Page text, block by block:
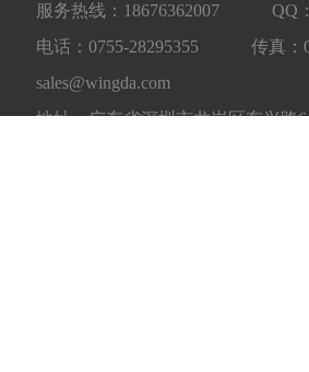
服务热线：18676362007 QQ
电话：0755-28295355 传真
sales@wingda.com
地址：广东省深圳市龙岗区东兴路